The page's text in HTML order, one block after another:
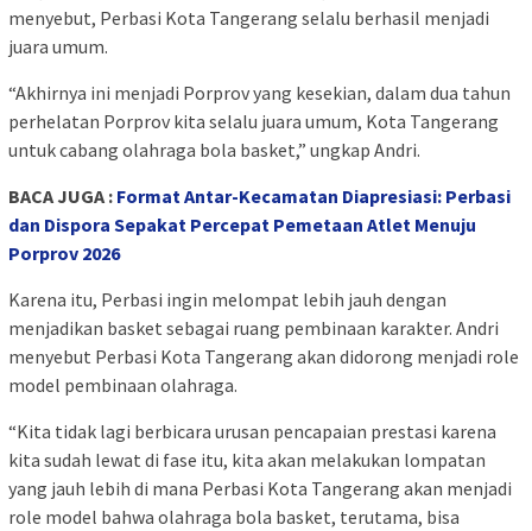
menyebut, Perbasi Kota Tangerang selalu berhasil menjadi
juara umum.
“Akhirnya ini menjadi Porprov yang kesekian, dalam dua tahun
perhelatan Porprov kita selalu juara umum, Kota Tangerang
untuk cabang olahraga bola basket,” ungkap Andri.
BACA JUGA : Format Antar-Kecamatan Diapresiasi: Perbasi
dan Dispora Sepakat Percepat Pemetaan Atlet Menuju
Porprov 2026
Karena itu, Perbasi ingin melompat lebih jauh dengan
menjadikan basket sebagai ruang pembinaan karakter. Andri
menyebut Perbasi Kota Tangerang akan didorong menjadi role
model pembinaan olahraga.
“Kita tidak lagi berbicara urusan pencapaian prestasi karena
kita sudah lewat di fase itu, kita akan melakukan lompatan
yang jauh lebih di mana Perbasi Kota Tangerang akan menjadi
role model bahwa olahraga bola basket, terutama, bisa